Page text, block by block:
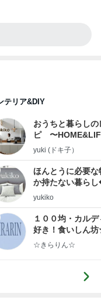
テリア&DIY
おうちと暮らしの
ピ 〜
yuki (ドキ子）
ほんとうに必要な
か持たない暮ら
ep Life Simple◆
yukiko
１００均・カルデ
好き！食いしん
らりん☆のブログ
☆きらりん☆